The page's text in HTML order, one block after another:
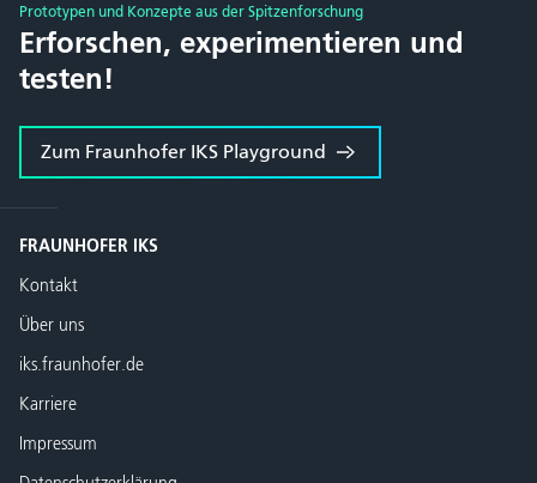
Prototypen und Konzepte aus der Spitzenforschung
Erforschen, experimentieren und
testen!
Zum Fraunhofer IKS Playground
FRAUNHOFER IKS
Kontakt
Über uns
iks.fraunhofer.de
Karriere
Impressum